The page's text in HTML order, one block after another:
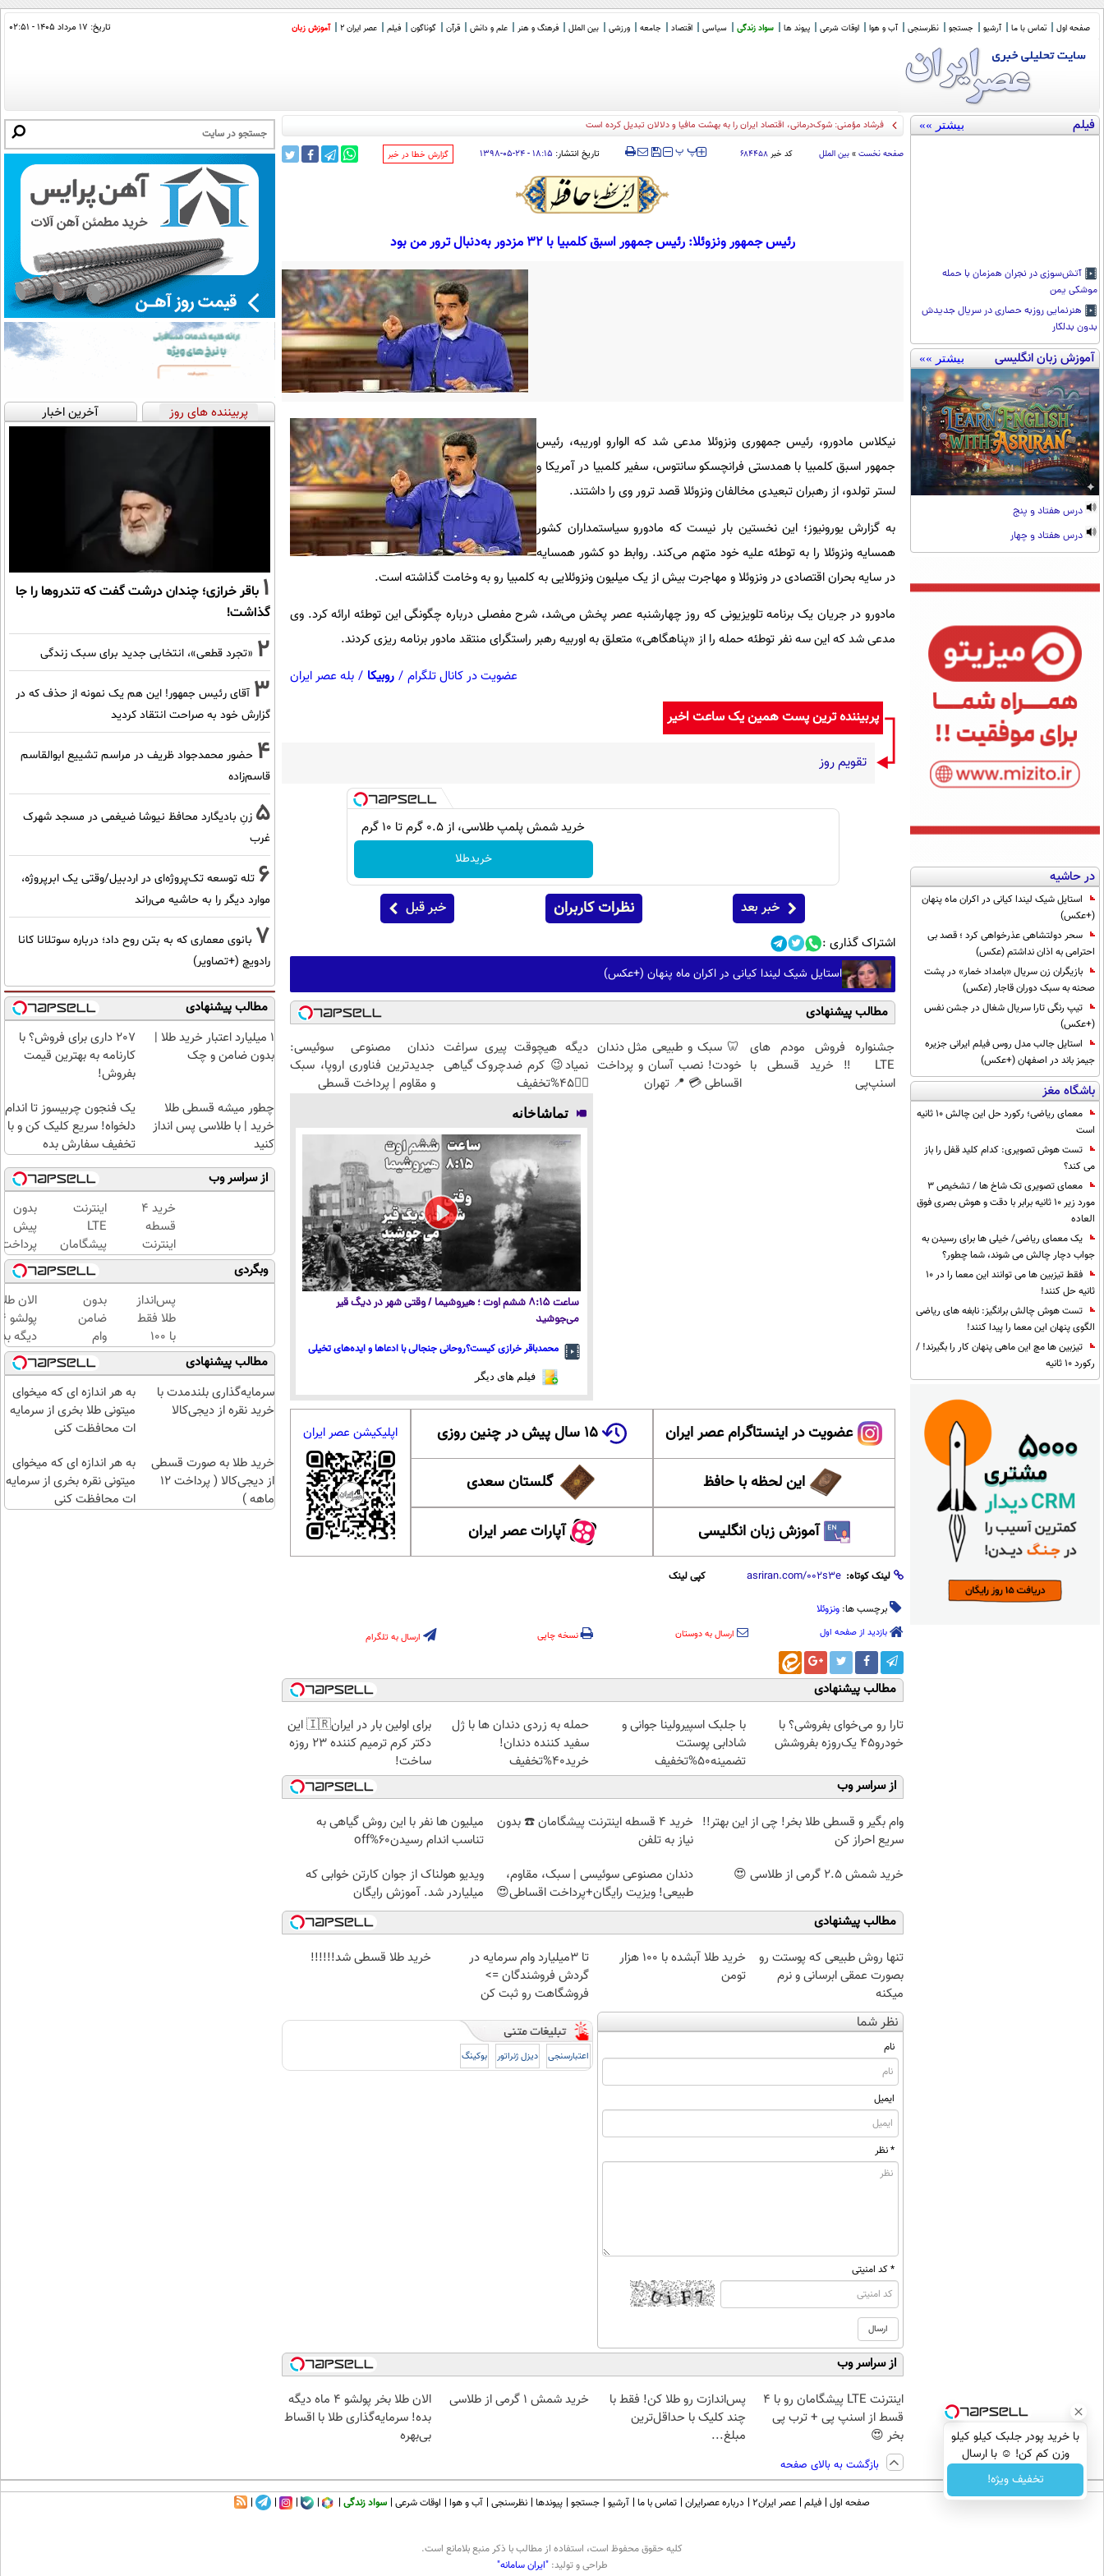
صفحه اول تماس با ما آرشیو جستجو نظرسنجی آب و هوا اوقات شرعی پیوند ها سواد زندگی سیاسی اقتصاد جامعه ورزشی بین الملل فرهنگ و هنر علم و دانش قرآن گوناگون فیلم عصر ایران 2 آموزش زبان تاریخ: ۱۷ مرداد ۱۴۰۵ - ۰۲:۵۱
فیلم بیشتر »»
آتش‌سوزی در نجران همزمان با حمله
موشکی یمن
هنرنمایی روزبه حصاری در سریال جدیدش
بدون بدلکار
آموزش زبان انگلیسی بیشتر »»
درس هفتاد و پنج
درس هفتاد و چهار
در حاشیه
استایل شیک لیندا کیانی در اکران ماه پنهان
(+عکس)
سحر دولتشاهی عذرخواهی کرد ؛ قصد بی
احترامی به اذان نداشتم (عکس)
بازیگران زن سریال «بامداد خمار» در پشت
صحنه به سبک دوران قاجار (عکس)
تیپ رنگی تارا سریال شغال در جشن نفس
(+عکس)
استایل جالب مدل روس فیلم ایرانی جزیره
جیمز باند در اصفهان (+عکس)
باشگاه مغز
معمای ریاضی؛ رکورد حل این چالش 10 ثانیه
است
تست هوش تصویری: کدام کلید قفل را باز
می کند؟
معمای تصویری تک شاخ ها / تشخیص 3
مورد زیر 10 ثانیه برابر با دقت و هوش بصری فوق
العاده
یک معمای ریاضی/ خیلی ها برای رسیدن به
جواب دچار چالش می شوند، شما چطور؟
فقط تیزبین ها می توانند این معما را در 10
ثانیه حل کنند!
تست هوش چالش برانگیز: نابغه های ریاضی
الگوی پنهان این معما را پیدا کنند!
تیزبین ها مچ این ماهی پنهان کار را بگیرند! /
رکورد 10 ثانیه
فرشاد مؤمنی: شوک‌درمانی، اقتصاد ایران را به بهشت مافیا و دلالان تبدیل کرده است
صفحه نخست » بین الملل کد خبر۶۸۴۴۵۸ ‍‍‍ پ پ تاریخ انتشار: ۱۸:۱۵ - ۲۴-۰۵-۱۳۹۸ ‌گزارش خطا در خبر
رئیس جمهور ونزوئلا: رئیس جمهور اسبق کلمبیا با 32 مزدور به‌دنبال ترور من بود
نیکلاس مادورو، رئیس جمهوری ونزوئلا مدعی شد که الوارو اوریبه، رئیس
جمهور اسبق کلمبیا با همدستی فرانچسکو سانتوس، سفیر کلمبیا در آمریکا و
لستر تولدو، از رهبران تبعیدی مخالفان ونزوئلا قصد ترور وی را داشتند.
به گزارش یورونیوز؛ این نخستین بار نیست که مادورو سیاستمداران کشور
همسایه ونزوئلا را به توطئه علیه خود متهم می‌کند. روابط دو کشور همسایه
در سایه بحران اقتصادی در ونزوئلا و مهاجرت بیش از یک میلیون ونزوئلایی به کلمبیا رو به وخامت گذاشته است.
مادورو در جریان یک برنامه تلویزیونی که روز چهارشنبه عصر پخش می‌شد، شرح مفصلی درباره چگونگی این توطئه ارائه کرد. وی
مدعی شد که این سه نفر توطئه حمله را از «پناهگاهی» متعلق به اوربیه رهبر راستگرای منتقد مادور برنامه ریزی کردند.
عضویت در کانال تلگرام / روبیکا / بله عصر ایران
پربیننده ترین پست همین یک ساعت اخیر
تقویم روز
خرید شمش پلمپ طلاسی، از ۰.۵ گرم تا ۱۰ گرم
خریدطلا
خبر بعد نظرات کاربران خبر قبل
اشتراک گذاری :
استایل شیک لیندا کیانی در اکران ماه پنهان (+عکس)
مطالب پیشنهادی
جشنواره فروش مودم های
LTE ‼️ خرید قسطی با
اسنپ‌پی
🦷 سبک و طبیعی مثل دندان
خودت! نصب آسان و پرداخت
اقساطی 💳 📍 تهران
دیگه هیچوقت پیری سراغت
نمیاد😉 کرم ضدچروک گیاهی
👈🏻45%تخفیف
دندان مصنوعی سوئیسی:
جدیدترین فناوری اروپا، سبک
و مقاوم | پرداخت قسطی
تماشاخانه
ساعت ۸:۱۵ ششم اوت ؛ هیروشیما / وقتی شهر در دیگ قیر
می‌جوشید
محمدباقر خرازی کیست؟روحانی جنجالی با ادعاها و ایده‌های تخیلی
فیلم های دیگر
عضویت در اینستاگرام عصر ایران ۱۵ سال پیش در چنین روزی
این لحظه با حافظ گلستان سعدی
آموزش زبان انگلیسی آپارات عصر ایران
اپلیکیشن عصر ایران
لینک کوتاه: کپی لینک
برچسب ها: ونزوئلا
بازدید از صفحه اول ارسال به دوستان نسخه چاپی ارسال به تلگرام
مطالب پیشنهادی
تارا رو می‌خوای بفروشی؟ با
خودرو۴۵ یک‌روزه بفروشش
با جلبک اسپیرولینا جوانی و
شادابی پوستت
تضمینه50%تخفیف
حمله به زردی دندان ها با ژل
سفید کننده دندان!
خرید40%تخفیف
برای اولین بار در ایران🇮🇷 این
دکتر کرم ترمیم کننده 23 روزه
ساخت!
از سراسر وب
وام بگیر و قسطی طلا بخر! چی از این بهتر!!
سریع احراز کن
خرید 4 قسطه اینترنت پیشگامان ☎️ بدون
نیاز به تلفن
میلیون ها نفر با این روش گیاهی به
تناسب اندام رسیدن60%off
خرید شمش 2.5 گرمی از طلاسی 😍
دندان مصنوعی سوئیسی | سبک، مقاوم،
طبیعی! ویزیت رایگان+پرداخت اقساطی😍
ویدیو هولناک از جوان کارتن خوابی که
میلیاردر شد. آموزش رایگان
مطالب پیشنهادی
تنها روش طبیعی که پوستت رو
بصورت عمقی ابرسانی و نرم
میکنه
خرید طلا آبشده با 100 هزار
تومن
تا 3میلیارد وام سرمایه در
گردش فروشندگان =>
فروشگاهت رو ثبت کن
خرید طلا قسطی شد!!!!!!
نظر شما
نام
ایمیل
* نظر
* کد امنیتی
اعتبارسنجی دیزل ژنراتور بوکینگ
از سراسر وب
اینترنت LTE پیشگامان رو با 4
قسط از اسنپ پی + ترب پی
بخر 😍
پس‌اندازت رو طلا کن! فقط با
چند کلیک با حداقل‌ترین
مبلغ...
خرید شمش 1 گرمی از طلاسی
الان طلا بخر پولشو 4 ماه دیگه
بده! سرمایه‌گذاری طلا با اقساط
بی‌بهره
بازگشت به بالای صفحه
پربیننده های روز آخرین اخبار
1 باقر خرازی؛ چندان درشت گفت که تندروها را جا
گذاشت!
2 «تجرد قطعی»، انتخابی جدید برای سبک زندگی
3 آقای رئیس جمهور! این هم یک نمونه از حذف که در
گزارش خود به صراحت انتقاد کردید
4 حضور محمدجواد ظریف در مراسم تشییع ابوالقاسم
قاسم‌زاده
5 زنِ بادیگارد محافظ نیوشا ضیغمی در مسجد شهرک
غرب
6 تله توسعه تک‌پروژه‌ای در اردبیل/وقتی یک ابرپروژه،
موارد دیگر را به حاشیه می‌راند
7 بانوی معماری که به بتن روح داد؛ درباره سوتلانا کانا
رادویچ (+تصاویر)
مطالب پیشنهادی
۱ میلیارد اعتبار خرید طلا |
بدون ضامن و چک
207 داری برای فروش؟ با
کارنامه به بهترین قیمت
بفروش!
چطور میشه قسطی طلا
خرید | با طلاسی پس انداز
کنید
یک فنجون چربیسوز تا اندام
دلخواه! سریع کلیک کن و با
تخفیف سفارش بده
از سراسر وب
خرید 4
قسطه
اینترنت
پیشگامان
☎️ بدون
نیاز به
تلفن
اینترنت
LTE
پیشگامان
رو با 4
قسط از
اسنپ پی
+ ترب پی
بخر 😍
بدون
پیش
پرداخت
در 4
قسط
اینترنت
LTE
+ سیم
کارت
رایگان
وبگردی
پس‌انداز
طلا فقط
با ۱۰۰
هزارتومان
(امن و
راحت)
بدون
ضامن
وام
بگیر،
طلا
بخر
😍
الان
دیگه
طلا با
بی‌بهره
مطالب پیشنهادی
سرمایه‌گذاری بلندمدت با
خرید نقره از دیجی‌کالا
به هر اندازه ای که میخوای
میتونی طلا بخری از سرمایه
ات محافظت کنی
خرید طلا به صورت قسطی
از دیجی‌کالا ( پرداخت 12
ماهه )
به هر اندازه ای که میخوای
میتونی نقره بخری از سرمایه
ات محافظت کنی
با خرید پودر جلبک کیلو کیلو
وزن کم کن! ☺ با ارسال
رایگان
تخفیف ویژه!
صفحه اول فیلم عصر ایران۲ درباره عصرایران تماس با ما آرشیو جستجو پیوندها نظرسنجی آب و هوا اوقات شرعی سواد زندگی
كليه حقوق محفوظ است، استفاده از مطالب با ذكر منبع بلامانع است.
طراحی و تولید:"ایران سامانه"